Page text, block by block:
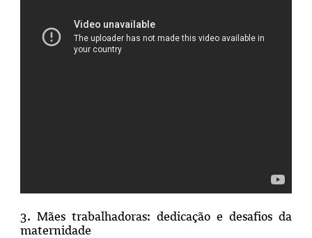
3. Mães trabalhadoras: dedicação e desafios da
maternidade